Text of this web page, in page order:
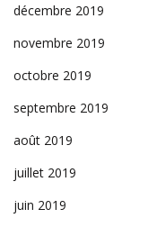
décembre 2019
novembre 2019
octobre 2019
septembre 2019
août 2019
juillet 2019
juin 2019